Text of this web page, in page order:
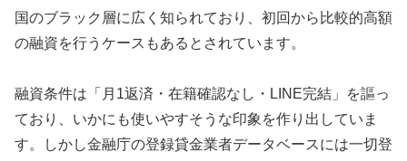
国のブラック層に広く知られており、初回から比較的高額
の融資を行うケースもあるとされています。
融資条件は「月1返済・在籍確認なし・LINE完結」を謳っ
ており、いかにも使いやすそうな印象を作り出していま
す。しかし金融庁の登録貸金業者データベースには一切登